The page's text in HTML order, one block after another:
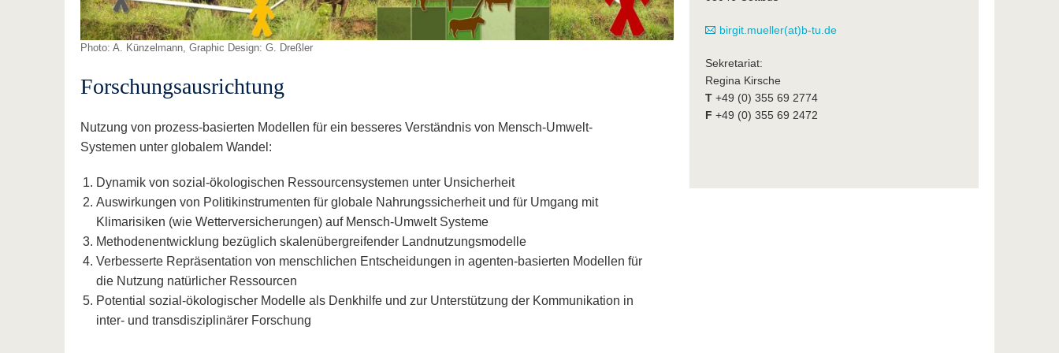
Photo: A. Künzelmann, Graphic Design: G. Dreßler
Forschungsausrichtung
Nutzung von prozess-basierten Modellen für ein besseres Verständnis von Mensch-Umwelt-
Systemen unter globalem Wandel:
Dynamik von sozial-ökologischen Ressourcensystemen unter Unsicherheit
Auswirkungen von Politikinstrumenten für globale Nahrungssicherheit und für Umgang mit
Klimarisiken (wie Wetterversicherungen) auf Mensch-Umwelt Systeme
Methodenentwicklung bezüglich skalenübergreifender Landnutzungsmodelle
Verbesserte Repräsentation von menschlichen Entscheidungen in agenten-basierten Modellen für
die Nutzung natürlicher Ressourcen
Potential sozial-ökologischer Modelle als Denkhilfe und zur Unterstützung der Kommunikation in
inter- und transdisziplinärer Forschung
birgit.mueller(at)b-tu.de
Sekretariat:
Regina Kirsche
T +49 (0) 355 69 2774
F +49 (0) 355 69 2472